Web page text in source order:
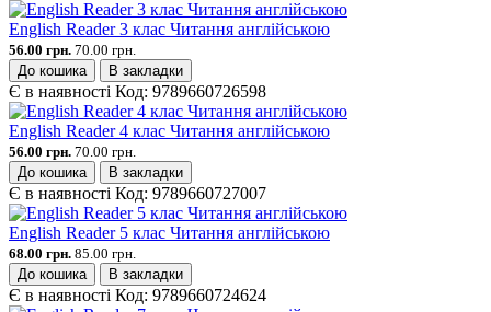
English Reader 3 клас Читання англійською
56.00 грн. 70.00 грн.
До кошика
В закладки
Є в наявності Код: 9789660726598
English Reader 4 клас Читання англійською
56.00 грн. 70.00 грн.
До кошика
В закладки
Є в наявності Код: 9789660727007
English Reader 5 клас Читання англійською
68.00 грн. 85.00 грн.
До кошика
В закладки
Є в наявності Код: 9789660724624